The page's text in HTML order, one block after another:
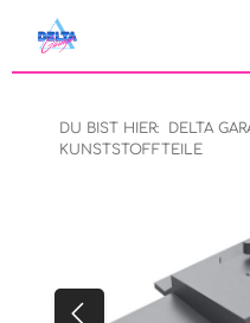
Zum Hauptinhalt springen
DU BIST HIER: DELTA
KUNSTSTOFFTEILE